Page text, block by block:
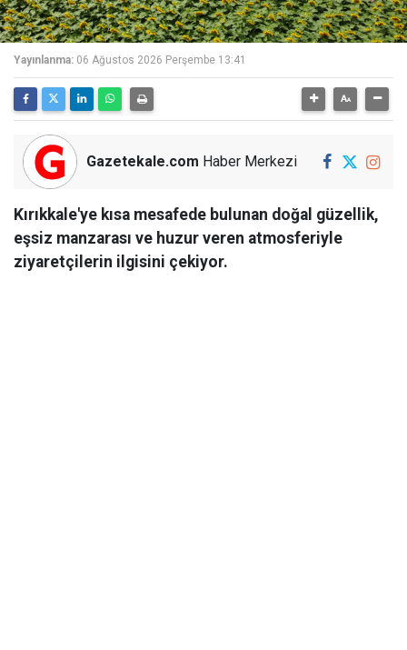
Yayınlanma: 06 Ağustos 2026 Perşembe 13:41
Gazetekale.com Haber Merkezi
Kırıkkale'ye kısa mesafede bulunan doğal güzellik,
eşsiz manzarası ve huzur veren atmosferiyle
ziyaretçilerin ilgisini çekiyor.